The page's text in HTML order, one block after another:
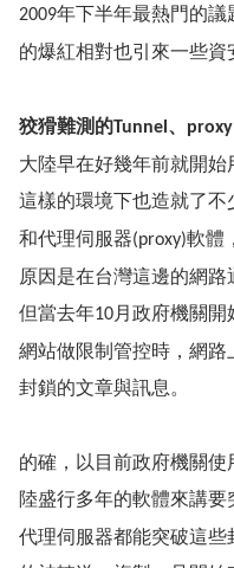
2009年下半年最熱門的議
的爆紅相對也引來一些資
狡猾難測的Tunnel 、 proxy
大陸早在好幾年前就開
這樣的環境下也造就了
和代理伺服器(proxy)軟體
原因是在台灣這邊的網路
但當去年10月政府機關開
網站做限制管控時，網
封鎖的文章與訊息。
的確，以目前政府機關
陸盛行多年的軟體來講
代理伺服器都能突破這